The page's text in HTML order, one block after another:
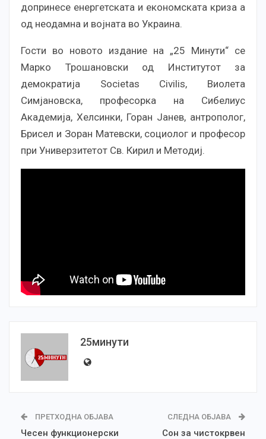
допринесе енергетската и економската криза а
од неодамна и војната во Украина.
Гости во новото издание на „25 Минути“ се
Марко Трошановски од Институтот за
демократија Societas Civilis, Виолета
Симјановска, професорка на Сибелиус
Академија, Хелсинки, Горан Јанев, антрополог,
Брисел и Зоран Матевски, социолог и професор
при Универзитетот Св. Кирил и Методиј.
25минути
ПРЕТХОДНА ОБЈАВА
Чесен функционерски
СЛЕДНА ОБЈАВА
Сон за чистокрвен